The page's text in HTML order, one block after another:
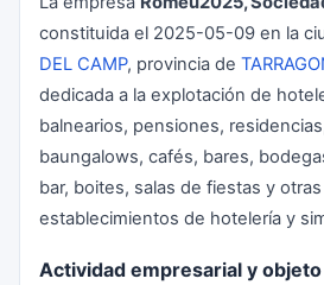
constituida el 2025-05-09 en la
DEL CAMP, provincia de
dedicada a la explotación de
balnearios, pensiones,
baungalows, cafés, bares,
bar, boites, salas de fiestas y
establecimientos de hotelería y
Actividad empresarial y